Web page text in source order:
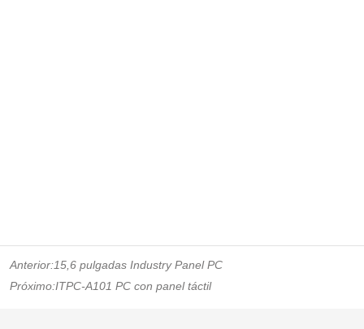
Anterior:15,6 pulgadas Industry Panel PC
Próximo:ITPC-A101 PC con panel táctil